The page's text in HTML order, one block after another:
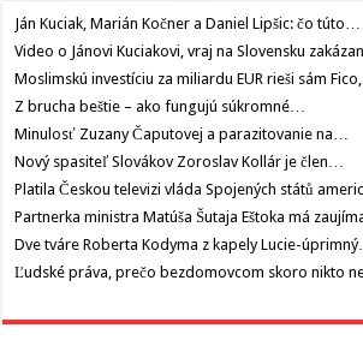
Ján Kuciak, Marián Kočner a Daniel Lipšic: čo túto…
Video o Jánovi Kuciakovi, vraj na Slovensku
Moslimskú investíciu za miliardu EUR rieši sám
Z brucha beštie – ako fungujú súkromné…
Minulosť Zuzany Čaputovej a parazitovanie na…
Nový spasiteľ Slovákov Zoroslav Kollár je člen…
Platila Českou televizi vláda Spojených států
Partnerka ministra Matúša Šutaja Eštoka má
Dve tváre Roberta Kodyma z kapely Lucie-
Ľudské práva, prečo bezdomovcom skoro nikto